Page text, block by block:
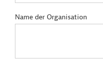
Name der Organisation